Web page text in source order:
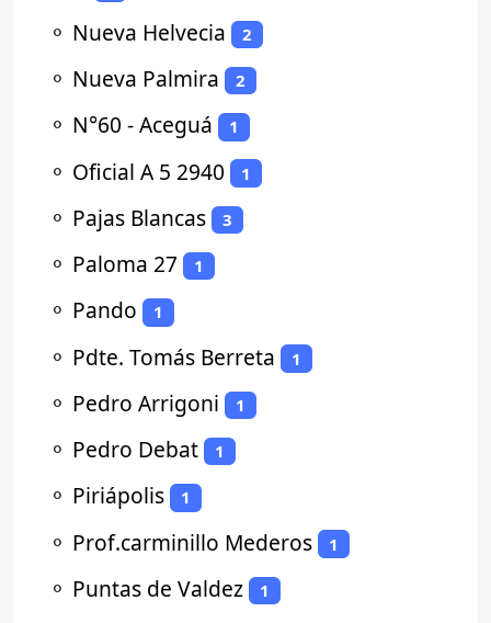
⚬ Nueva Helvecia 2
⚬ Nueva Palmira 2
⚬ N°60 - Aceguá 1
⚬ Oficial A 5 2940 1
⚬ Pajas Blancas 3
⚬ Paloma 27 1
⚬ Pando 1
⚬ Pdte. Tomás Berreta 1
⚬ Pedro Arrigoni 1
⚬ Pedro Debat 1
⚬ Piriápolis 1
⚬ Prof.carminillo Mederos 1
⚬ Puntas de Valdez 1